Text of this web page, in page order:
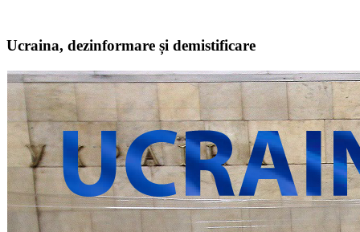
Ucraina, dezinformare și demistificare